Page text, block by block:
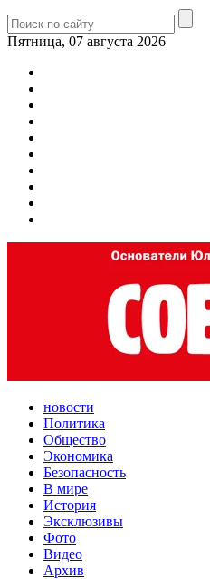
Пятница, 07 августа 2026
новости
Политика
Общество
Экономика
Безопасность
В мире
История
Эксклюзивы
Фото
Видео
Архив